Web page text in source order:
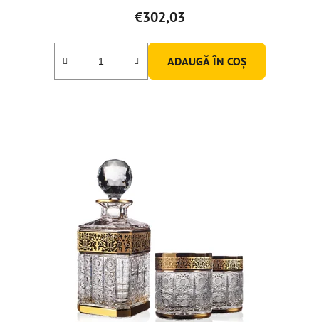
€302,03
ADAUGĂ ÎN COŞ